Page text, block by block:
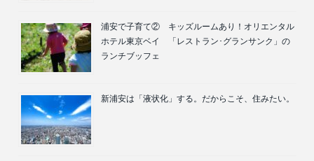
浦安で子育て② キッズルームあり！オリエンタル
ホテル東京ベイ 「レストラン･グランサンク」の
ランチブッフェ
新浦安は「液状化」する。だからこそ、住みたい。